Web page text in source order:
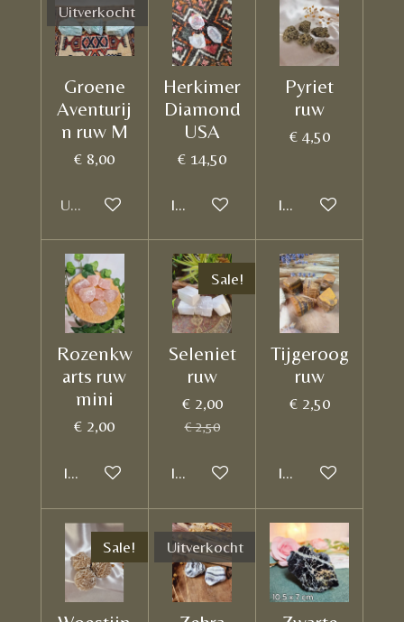
Uitverkocht
Groene
Aventurij
n ruw M
€ 8,00
Uitverkocht
Herkimer
Diamond
USA
€ 14,50
In winkelwagen
Pyriet
ruw
€ 4,50
In winkelwagen
Rozenkw
arts ruw
mini
€ 2,00
In winkelwagen
Sale!
Seleniet
ruw
€ 2,00
€ 2,50
In winkelwagen
Tijgeroog
ruw
€ 2,50
In winkelwagen
Sale! Uitverkocht